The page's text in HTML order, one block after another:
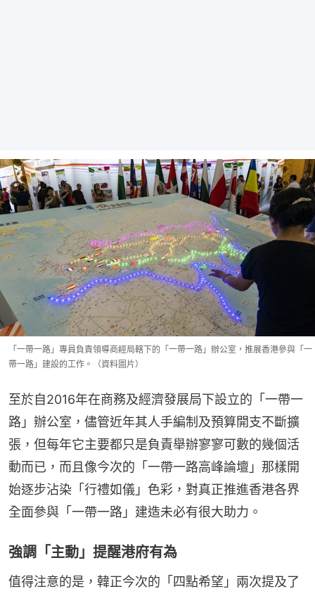
「一帶一路」專員負責領導商經局轄下的「一帶一路」辦公室，推展香港參與「一
帶一路」建設的工作。（資料圖片）
至於自2016年在商務及經濟發展局下設立的「一帶一
路」辦公室，儘管近年其人手編制及預算開支不斷擴
張，但每年它主要都只是負責舉辦寥寥可數的幾個活
動而已，而且像今次的「一帶一路高峰論壇」那樣開
始逐步沾染「行禮如儀」色彩，對真正推進香港各界
全面參與「一帶一路」建造未必有很大助力。
強調「主動」提醒港府有為
值得注意的是，韓正今次的「四點希望」兩次提及了